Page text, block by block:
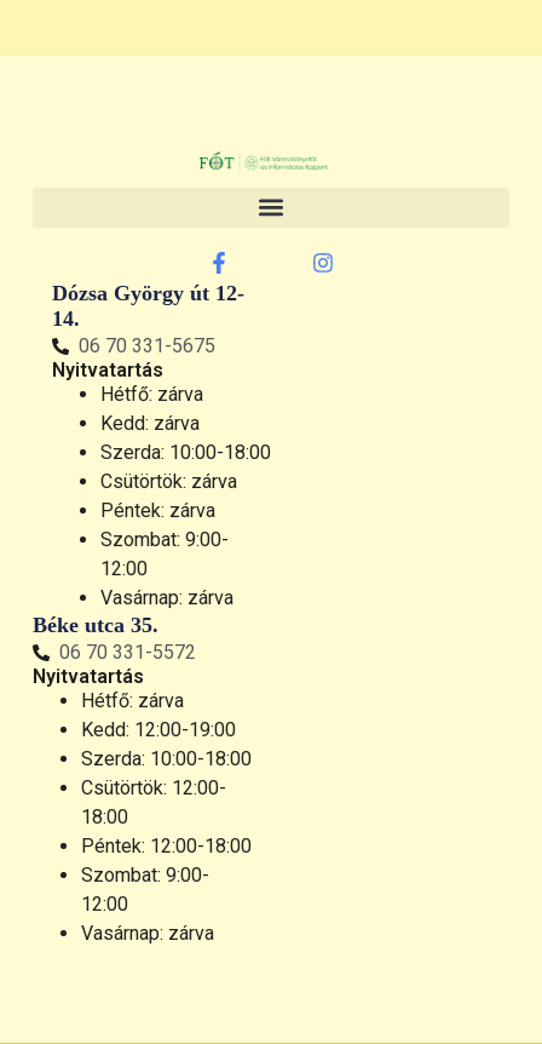
Béke utca 35.
06 70 331-5572
Nyitvatartás
Hétfő: zárva
Kedd: 12:00-19:00
Szerda: 10:00-18:00
Csütörtök: 12:00-
18:00
Péntek: 12:00-18:00
Szombat: 9:00-
12:00
Vasárnap: zárva
Dózsa György út 12-
14.
06 70 331-5675
Nyitvatartás
Hétfő: zárva
Kedd: zárva
Szerda: 10:00-18:00
Csütörtök: zárva
Péntek: zárva
Szombat: 9:00-
12:00
Vasárnap: zárva